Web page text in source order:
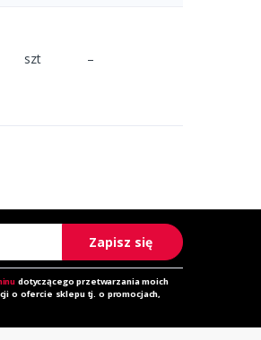
szt –
Zapisz się
dotyczącego przetwarzania moich
o ofercie sklepu tj. o promocjach,